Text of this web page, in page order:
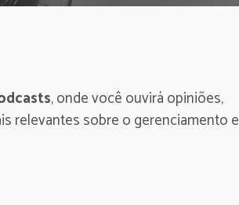
, onde você ouvirá opiniões,
relevantes sobre o gerenciamento